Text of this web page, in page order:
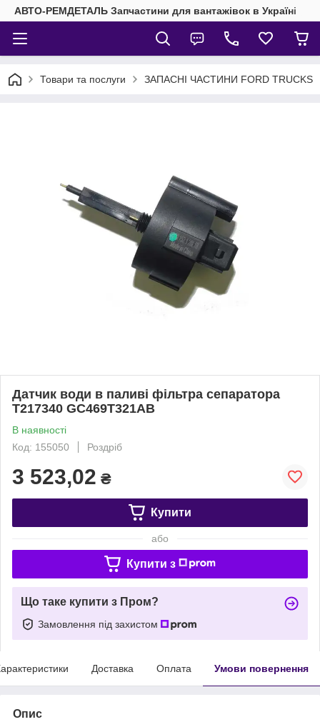
АВТО-РЕМДЕТАЛЬ Запчастини для вантажівок в Україні
Товари та послуги ЗАПАСНІ ЧАСТИНИ FORD TRUCKS
Датчик води в паливі фільтра сепаратора
T217340 GC469T321AB
В наявності
Код: 155050
Роздріб
3 523,02 ₴
Купити
або
Купити з
Що таке купити з Пром?
Замовлення під захистом
Доставка Оплата Умови повернення
Опис